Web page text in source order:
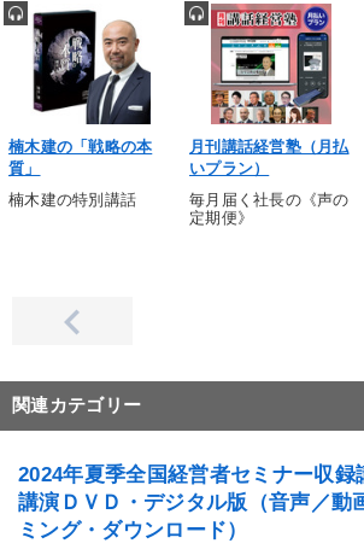
楠木建の「戦略の本
質」
楠木建の特別講話
月刊講話経営塾（月払
いプラン）
毎月届く社長の《声の
定期便》
関連カテゴリー
2024年夏季全国経営者セミナー収録
講演ＤＶＤ・デジタル版（音声／動
ミング・ダウンロード）